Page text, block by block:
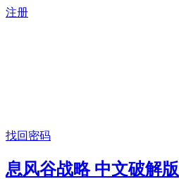
注册
找回密码
息风谷战略 中文破解版